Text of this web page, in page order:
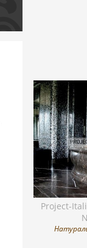
Project-